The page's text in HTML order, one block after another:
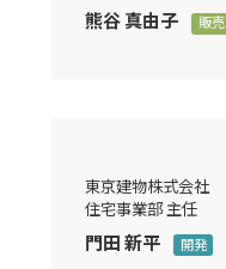
熊谷 真由子 販売
東京建物株式会社
住宅事業部 主任
門田 新平 開発